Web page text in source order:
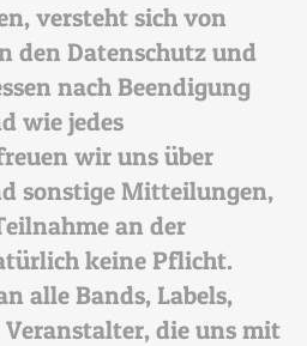
versteht sich von
den Datenschutz und
nach Beendigung
wie jedes
wir uns über
sonstige Mitteilungen,
an der
keine Pflicht.
alle Bands, Labels,
die uns mit